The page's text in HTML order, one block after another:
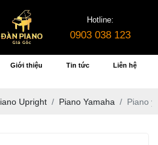
Hotline:
0903 038 123
Giới thiệu Tin tức Liên hệ
Upright Piano Yamaha Piano